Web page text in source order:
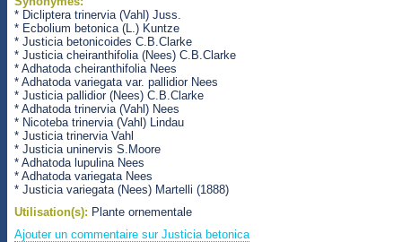
* Dicliptera trinervia (Vahl) Juss.
* Ecbolium betonica (L.) Kuntze
* Justicia betonicoides C.B.Clarke
* Justicia cheiranthifolia (Nees) C.B.Clarke
* Adhatoda cheiranthifolia Nees
* Adhatoda variegata var. pallidior Nees
* Justicia pallidior (Nees) C.B.Clarke
* Adhatoda trinervia (Vahl) Nees
* Nicoteba trinervia (Vahl) Lindau
* Justicia trinervia Vahl
* Justicia uninervis S.Moore
* Adhatoda lupulina Nees
* Adhatoda variegata Nees
* Justicia variegata (Nees) Martelli (1888)
Utilisation(s): Plante ornementale
Ajouter un commentaire sur Justicia betonica